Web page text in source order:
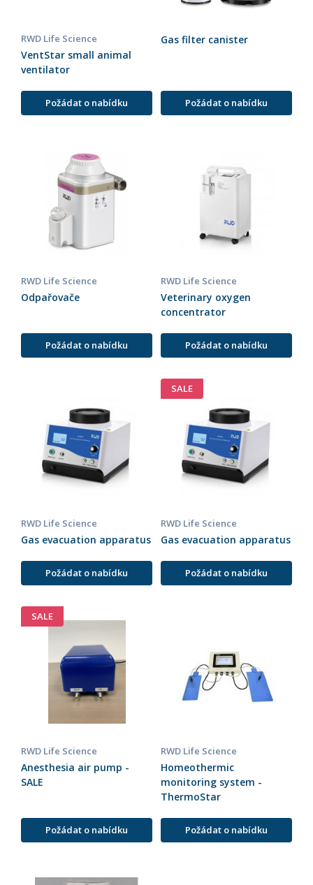
RWD Life Science
VentStar small animal
ventilator
Požádat o nabídku
Gas filter canister
Požádat o nabídku
RWD Life Science
Odpařovače
Požádat o nabídku
RWD Life Science
Veterinary oxygen
concentrator
Požádat o nabídku
RWD Life Science
Gas evacuation apparatus
Požádat o nabídku
SALE
RWD Life Science
Gas evacuation apparatus
Požádat o nabídku
SALE
RWD Life Science
Anesthesia air pump -
SALE
Požádat o nabídku
RWD Life Science
Homeothermic
monitoring system -
ThermoStar
Požádat o nabídku